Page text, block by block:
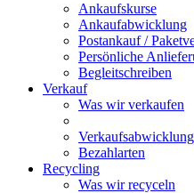
Ankaufskurse
Ankaufabwicklung
Postankauf /
Persönliche
Begleitschreiben
Verkauf
Was wir verkaufen
Verkaufsabwicklung
Bezahlarten
Recycling
Was wir recyceln